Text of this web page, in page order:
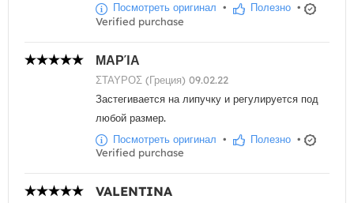
Посмотреть оригинал • Полезно •
Verified purchase
ΜΑΡΊΑ
ΣΤΑΥΡΟΣ (Греция) 09.02.22
Застегивается на липучку и регулируется под
любой размер.
Посмотреть оригинал • Полезно •
Verified purchase
VALENTINA